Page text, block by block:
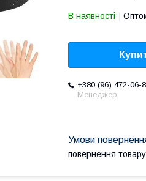
В наявності
+380 (96) 472-06-
Менеджер
повернення